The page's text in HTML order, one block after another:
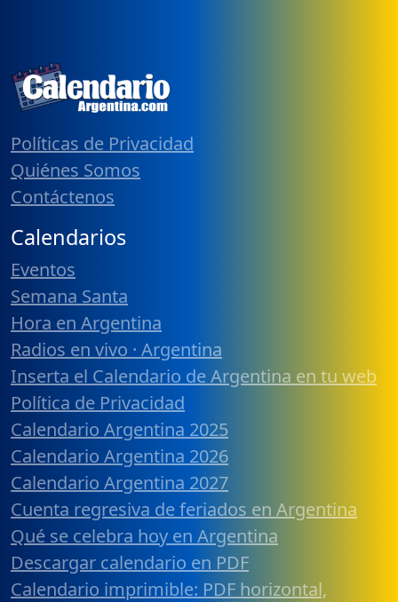
Políticas de Privacidad
Quiénes Somos
Contáctenos
Calendarios
Eventos
Semana Santa
Hora en Argentina
Radios en vivo · Argentina
Inserta el Calendario de Argentina en tu web
Política de Privacidad
Calendario Argentina 2025
Calendario Argentina 2026
Calendario Argentina 2027
Cuenta regresiva de feriados en Argentina
Qué se celebra hoy en Argentina
Descargar calendario en PDF
Calendario imprimible: PDF horizontal,